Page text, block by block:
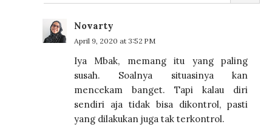
Novarty
April 9, 2020 at 3:52 PM
Iya Mbak, memang itu yang paling
susah. Soalnya situasinya kan
mencekam banget. Tapi kalau diri
sendiri aja tidak bisa dikontrol, pasti
yang dilakukan juga tak terkontrol.